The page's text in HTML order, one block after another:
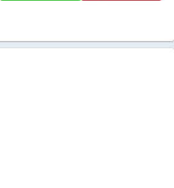
こんなに頑張ったという記念や